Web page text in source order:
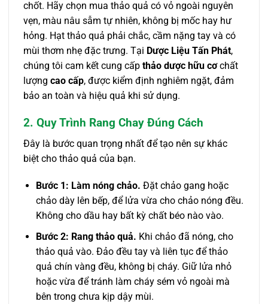
chốt. Hãy chọn mua thảo quả có vỏ ngoài nguyên
vẹn, màu nâu sẫm tự nhiên, không bị mốc hay hư
hỏng. Hạt thảo quả phải chắc, cầm nặng tay và có
mùi thơm nhẹ đặc trưng. Tại Dược Liệu Tấn Phát,
chúng tôi cam kết cung cấp thảo dược hữu cơchất
lượng cao cấp, được kiểm định nghiêm ngặt, đảm
bảo an toàn và hiệu quả khi sử dụng.
2. Quy Trình Rang Chay Đúng Cách
Đây là bước quan trọng nhất để tạo nên sự khác
biệt cho thảo quả của bạn.
Bước 1: Làm nóng chảo. Đặt chảo gang hoặc
chảo dày lên bếp, để lửa vừa cho chảo nóng đều.
Không cho dầu hay bất kỳ chất béo nào vào.
Bước 2: Rang thảo quả. Khi chảo đã nóng, cho
thảo quả vào. Đảo đều tay và liên tục để thảo
quả chín vàng đều, không bị cháy. Giữ lửa nhỏ
hoặc vừa để tránh làm cháy sém vỏ ngoài mà
bên trong chưa kịp dậy mùi.